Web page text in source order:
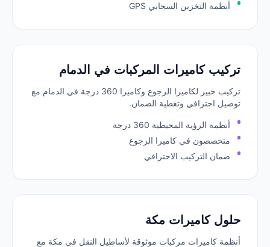
أنظمة التخزين السحابي GPS
تركيب كاميرات المركبات في الدمام
تركيب خبير لكاميرا الرجوع وكاميرا 360 درجة في الدمام مع
توصيل احترافي وتغطية الضمان.
أنظمة الرؤية المحيطية 360 درجة
متخصصون في كاميرا الرجوع
ضمان التركيب الاحترافي
حلول كاميرات مكة
أنظمة كاميرات مركبات موثوقة لأساطيل النقل في مكة مع